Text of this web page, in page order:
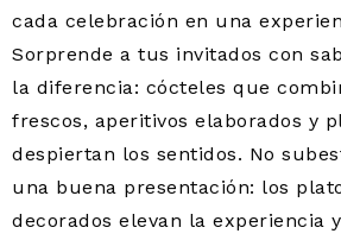
cada celebración en una
Sorprende a tus invitados con
la diferencia: cócteles que
frescos, aperitivos elaborados y
despiertan los sentidos. No
una buena presentación: los
decorados elevan la experiencia